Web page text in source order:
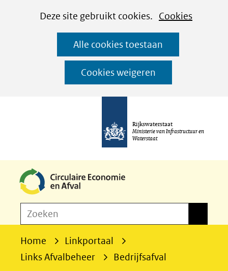
CookiesDeze site gebruikt cookies. Cookies
worden
toegestaan
geweigerd.
Alle cookies toestaan
Cookies weigeren
Ga
naar
de
inhoud
Rijkswaterstaat
Ministerie van Infrastructuur en
Waterstaat
o
Zoeken
Home
Linkportaal
Links Afvalbeheer
Bedrijfsafval